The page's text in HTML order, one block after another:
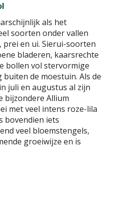
als het
soorten onder vallen
en ui. Sierui-soorten
bladeren, kaarsrechte
bollen vol stervormige
de moestuin. Als de
juli en augustus al zijn
bijzondere Allium
met veel intens roze-lila
bovendien iets
veel bloemstengels,
groeiwijze en is